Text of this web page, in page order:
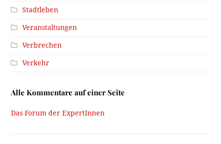
Stadtleben
Veranstaltungen
Verbrechen
Verkehr
Alle Kommentare auf einer Seite
Das Forum der ExpertInnen